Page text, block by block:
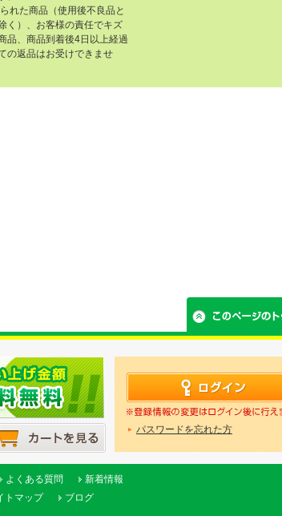
れた商品（使用後不良品と
く）、お客様の責任でキズ
品、商品到着後4日以上経過
の返品はお受けできませ
パスワードを忘れた方
よくある質問
新着情報
トマップ ブログ